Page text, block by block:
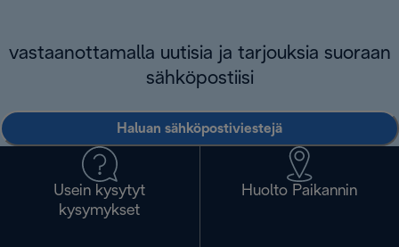
vastaanottamalla uutisia ja tarjouksia suoraan
sähköpostiisi
Haluan sähköpostiviestejä
Usein kysytyt
kysymykset
Huolto Paikannin